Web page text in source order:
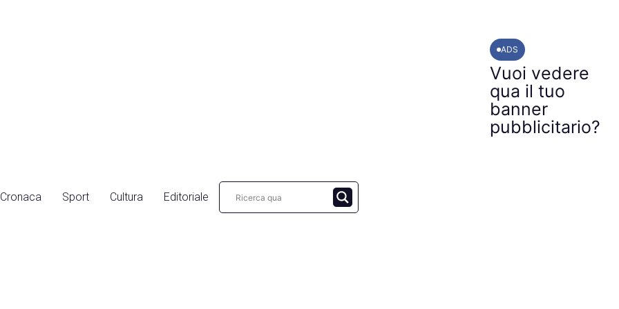
ADS
Vuoi vedere
qua il tuo
banner
pubblicitario?
Cronaca Sport Cultura Editoriale